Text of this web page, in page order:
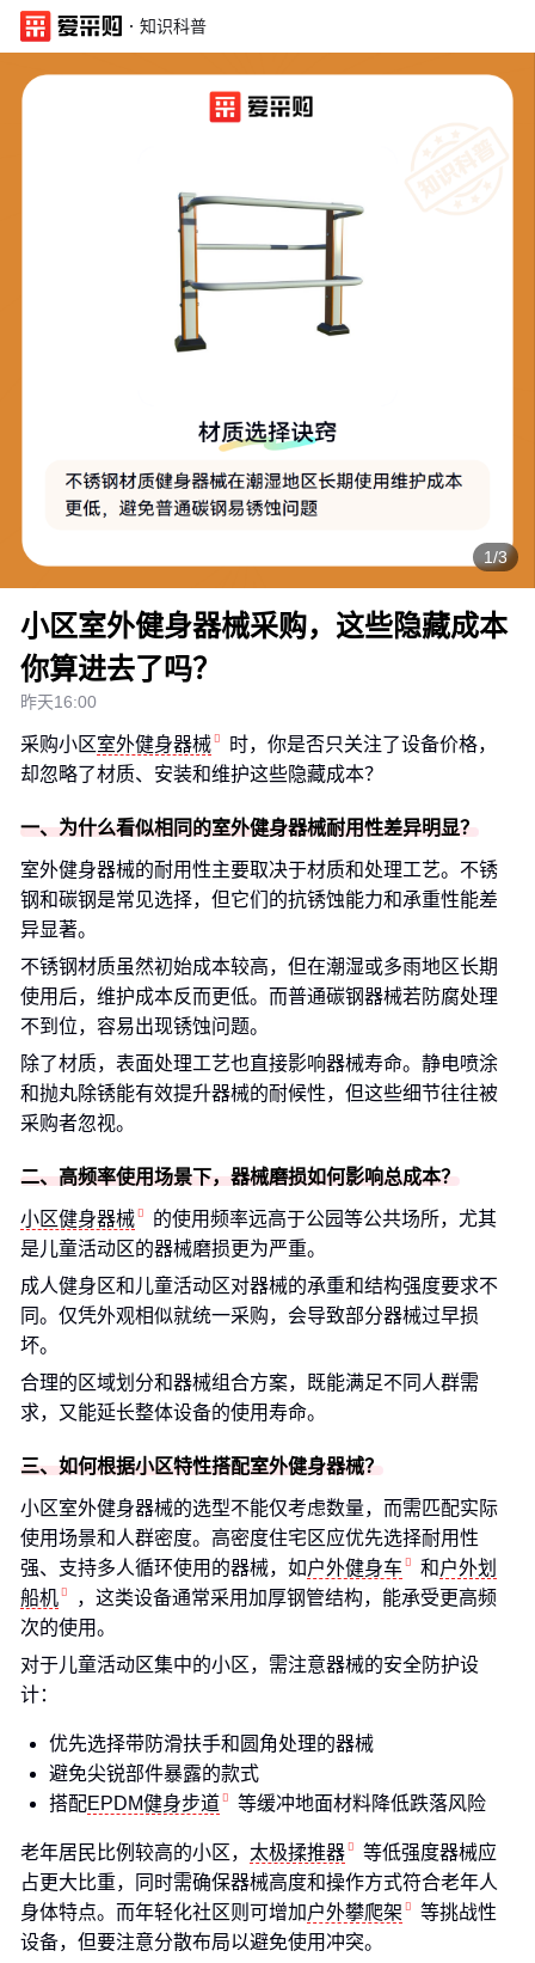
· 知识科普
1/3
小区室外健身器械采购，这些隐藏成本
你算进去了吗？
昨天16:00
采购小区室外健身器械
时，你是否只关注了设备价格，
却忽略了材质、安装和维护这些隐藏成本？
一、为什么看似相同的室外健身器械耐用性差异明显？
室外健身器械的耐用性主要取决于材质和处理工艺。不锈
钢和碳钢是常见选择，但它们的抗锈蚀能力和承重性能差
异显著。
不锈钢材质虽然初始成本较高，但在潮湿或多雨地区长期
使用后，维护成本反而更低。而普通碳钢器械若防腐处理
不到位，容易出现锈蚀问题。
除了材质，表面处理工艺也直接影响器械寿命。静电喷涂
和抛丸除锈能有效提升器械的耐候性，但这些细节往往被
采购者忽视。
二、高频率使用场景下，器械磨损如何影响总成本？
小区健身器械
的使用频率远高于公园等公共场所，尤其
是儿童活动区的器械磨损更为严重。
成人健身区和儿童活动区对器械的承重和结构强度要求不
同。仅凭外观相似就统一采购，会导致部分器械过早损
坏。
合理的区域划分和器械组合方案，既能满足不同人群需
求，又能延长整体设备的使用寿命。
三、如何根据小区特性搭配室外健身器械？
小区室外健身器械的选型不能仅考虑数量，而需匹配实际
使用场景和人群密度。高密度住宅区应优先选择耐用性
强、支持多人循环使用的器械，如 户外健身车 和 户外划
船机
，这类设备通常采用加厚钢管结构，能承受更高频
次的使用。
对于儿童活动区集中的小区，需注意器械的安全防护设
计：
优先选择带防滑扶手和圆角处理的器械
避免尖锐部件暴露的款式
搭配EPDM健身步道 等缓冲地面材料降低跌落风险
老年居民比例较高的小区， 太极揉推器
等低强度器械应
占更大比重，同时需确保器械高度和操作方式符合老年人
身体特点。而年轻化社区则可增加 户外攀爬架
等挑战性
设备，但要注意分散布局以避免使用冲突。